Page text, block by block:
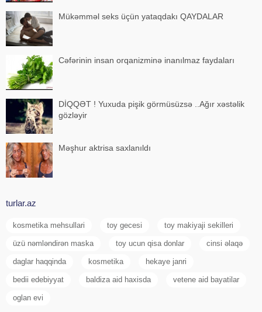
Mükəmməl seks üçün yataqdakı QAYDALAR
Cəfərinin insan orqanizminə inanılmaz faydaları
DİQQƏT ! Yuxuda pişik görmüsüzsə ..Ağır xəstəlik
gözləyir
Məşhur aktrisa saxlanıldı
turlar.az
kosmetika mehsullari toy gecesi toy makiyaji sekilleri
üzü nəmləndirən maska toy ucun qisa donlar cinsi əlaqə
daglar haqqinda kosmetika hekaye janri
bedii edebiyyat baldiza aid haxisda vetene aid bayatilar
oglan evi